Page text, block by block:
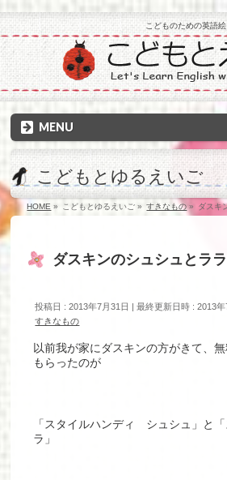
こどものための英語
MENU
こどもとゆるえいご
HOME » こどもとゆるえいご » すきなもの» ダスキ
ダスキンのシュシュとララ
投稿日 : 2013年7月31日 最終更新日時 : 2013年
すきなもの
以前我が家にダスキンの方がきて、
もらったのが
「スタイルハンディ シュシュ」と
ラ」